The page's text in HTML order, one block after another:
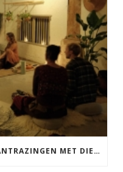
KIRTAN VRIJDAG 3 APRIL ~ MANTRAZINGEN MET DIEDERICK IN LEEUWARDEN